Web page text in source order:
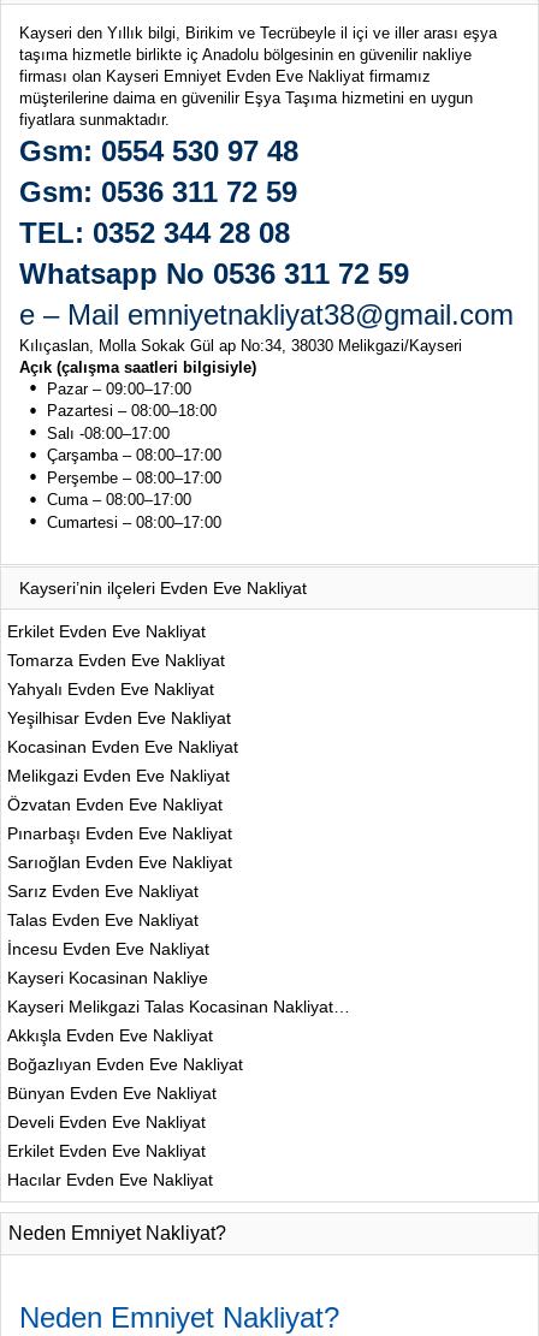
Kayseri den Yıllık bilgi, Birikim ve Tecrübeyle il içi ve iller arası eşya
taşıma hizmetle birlikte iç Anadolu bölgesinin en güvenilir nakliye
firması olan Kayseri Emniyet Evden Eve Nakliyat firmamız
müşterilerine daima en güvenilir Eşya Taşıma hizmetini en uygun
fiyatlara sunmaktadır.
Gsm: 0554 530 97 48
Gsm: 0536 311 72 59
TEL: 0352 344 28 08
Whatsapp No 0536 311 72 59
e – Mail emniyetnakliyat38@gmail.com
Kılıçaslan, Molla Sokak Gül ap No:34, 38030 Melikgazi/Kayseri
Açık (çalışma saatleri bilgisiyle)
Pazar – 09:00–17:00
Pazartesi – 08:00–18:00
Salı -08:00–17:00
Çarşamba – 08:00–17:00
Perşembe – 08:00–17:00
Cuma – 08:00–17:00
Cumartesi – 08:00–17:00
Kayseri’nin ilçeleri Evden Eve Nakliyat
Erkilet Evden Eve Nakliyat
Tomarza Evden Eve Nakliyat
Yahyalı Evden Eve Nakliyat
Yeşilhisar Evden Eve Nakliyat
Kocasinan Evden Eve Nakliyat
Melikgazi Evden Eve Nakliyat
Özvatan Evden Eve Nakliyat
Pınarbaşı Evden Eve Nakliyat
Sarıoğlan Evden Eve Nakliyat
Sarız Evden Eve Nakliyat
Talas Evden Eve Nakliyat
İncesu Evden Eve Nakliyat
Kayseri Kocasinan Nakliye
Kayseri Melikgazi Talas Kocasinan Nakliyat…
Akkışla Evden Eve Nakliyat
Boğazlıyan Evden Eve Nakliyat
Bünyan Evden Eve Nakliyat
Develi Evden Eve Nakliyat
Erkilet Evden Eve Nakliyat
Hacılar Evden Eve Nakliyat
Neden Emniyet Nakliyat?
Neden Emniyet Nakliyat?